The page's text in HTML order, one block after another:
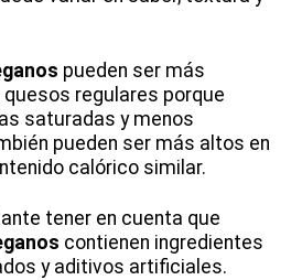
pueden ser más
regulares porque
saturadas y menos
pueden ser más altos en
calórico similar.
tener en cuenta que
contienen ingredientes
y aditivos artificiales.